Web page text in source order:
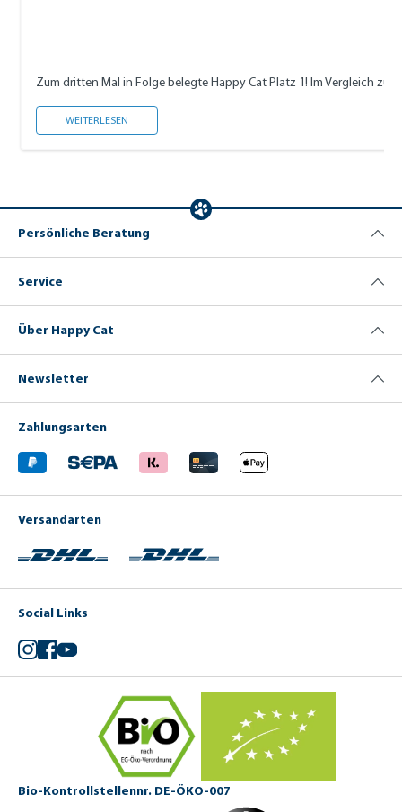
Zum dritten Mal in Folge belegte Happy Cat Platz 1! Im Vergleich zu
WEITERLESEN
Persönliche Beratung
Service
Über Happy Cat
Newsletter
Zahlungsarten
Versandarten
Social Links
Instagram
Facebook
YouTube
Bio-Kontrollstellennr. DE-ÖKO-007